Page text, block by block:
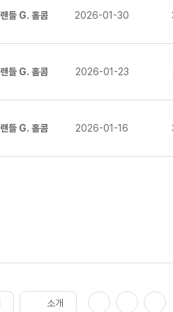
랜들 G. 홀콤 2026-01-30
랜들 G. 홀콤 2026-01-23
랜들 G. 홀콤 2026-01-16
소개